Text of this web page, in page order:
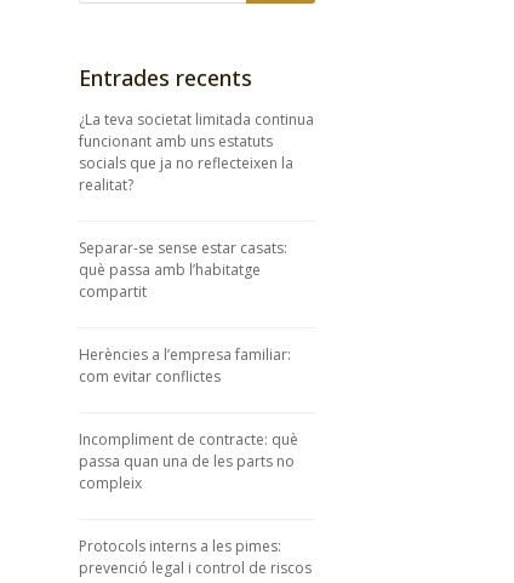
Entrades recents
¿La teva societat limitada continua
funcionant amb uns estatuts
socials que ja no reflecteixen la
realitat?
Separar-se sense estar casats:
què passa amb l’habitatge
compartit
Herències a l’empresa familiar:
com evitar conflictes
Incompliment de contracte: què
passa quan una de les parts no
compleix
Protocols interns a les pimes:
prevenció legal i control de riscos